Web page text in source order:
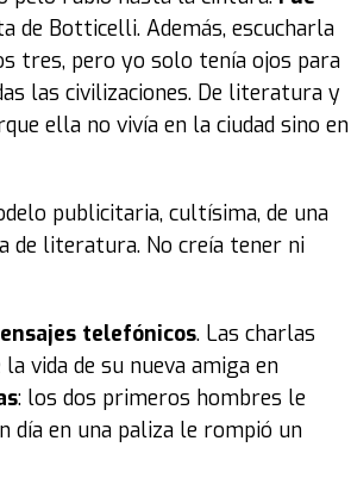
de Botticelli. Además, escucharla
tres, pero yo solo tenía ojos para
las civilizaciones. De literatura y
ella no vivía en la ciudad sino en
publicitaria, cultísima, de una
de literatura. No creía tener ni
telefónicos. Las charlas
vida de su nueva amiga en
: los dos primeros hombres le
día en una paliza le rompió un